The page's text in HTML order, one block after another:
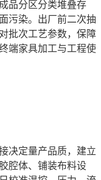
品分区分类堆叠存
污染。出厂前二次抽
批次工艺参数，保障
端家具加工与工程使
决定量产品质，建立
腔体、铺装布料设